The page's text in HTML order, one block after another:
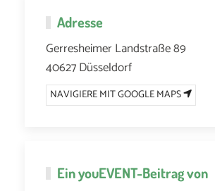
Adresse
Gerresheimer Landstraße 89
40627 Düsseldorf
NAVIGIERE MIT GOOGLE MAPS
EinyouEVENT-Beitrag von